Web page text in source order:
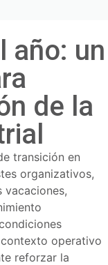
año: un
de la
transición en
organizativos,
vacaciones,
operativo
reforzar la